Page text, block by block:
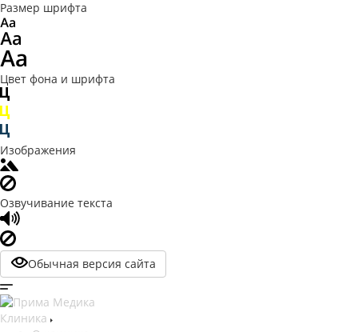
Размер шрифта
Цвет фона и шрифта
Изображения
Озвучивание текста
Обычная версия сайта
Клиника